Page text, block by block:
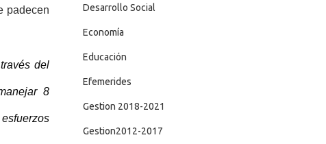
padecen
del
8
Desarrollo Social
Economía
Educación
Efemerides
Gestion 2018-2021
Gestion2012-2017